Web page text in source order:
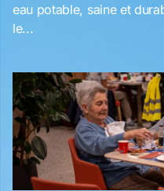
eau potable, saine et
le...